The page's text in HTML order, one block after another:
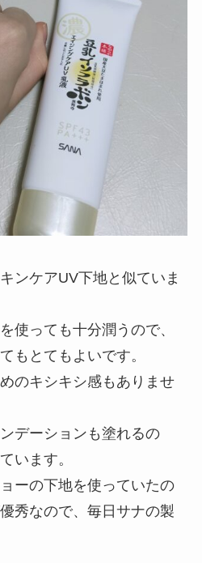
ンケアUV下地と似ていま
使っても十分潤うので、
もとてもよいです。
のキシキシ感もありませ
デーションも塗れるの
います。
ーの下地を使っていたの
秀なので、毎日サナの製